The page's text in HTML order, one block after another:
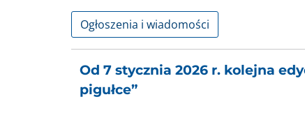
Ogłoszenia i wiadomości
Od 7 stycznia 2026 r. kolejna
pigułce”